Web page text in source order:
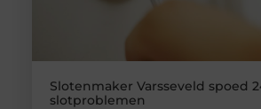
Slotenmaker Varsseveld spoed
slotproblemen